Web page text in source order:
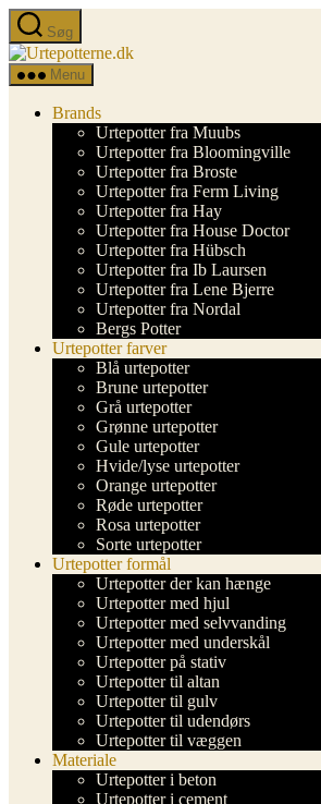
Spring
til
indholdet
Søg
Urtepotterne.dk
Menu
Brands
Urtepotter fra Muubs
Urtepotter fra Bloomingville
Urtepotter fra Broste
Urtepotter fra Ferm Living
Urtepotter fra Hay
Urtepotter fra House Doctor
Urtepotter fra Hübsch
Urtepotter fra Ib Laursen
Urtepotter fra Lene Bjerre
Urtepotter fra Nordal
Bergs Potter
Urtepotter farver
Blå urtepotter
Brune urtepotter
Grå urtepotter
Grønne urtepotter
Gule urtepotter
Hvide/lyse urtepotter
Orange urtepotter
Røde urtepotter
Rosa urtepotter
Sorte urtepotter
Urtepotter formål
Urtepotter der kan hænge
Urtepotter med hjul
Urtepotter med selvvanding
Urtepotter med underskål
Urtepotter på stativ
Urtepotter til altan
Urtepotter til gulv
Urtepotter til udendørs
Urtepotter til væggen
Materiale
Urtepotter i beton
Urtepotter i cement